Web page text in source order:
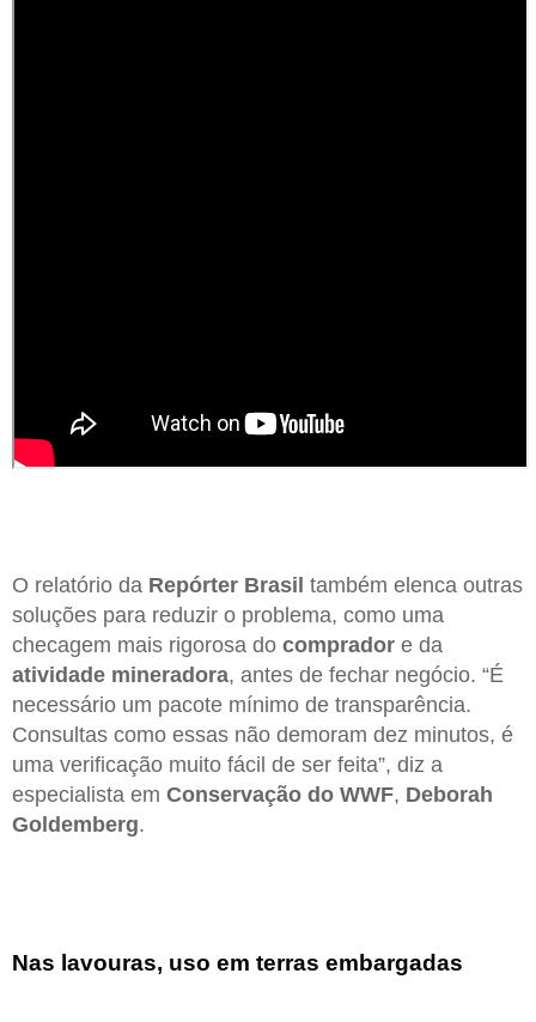
O relatório da Repórter Brasil também elenca outras
soluções para reduzir o problema, como uma
checagem mais rigorosa do comprador e da
atividade mineradora, antes de fechar negócio. “É
necessário um pacote mínimo de transparência.
Consultas como essas não demoram dez minutos, é
uma verificação muito fácil de ser feita”, diz a
especialista em Conservação do WWF, Deborah
Goldemberg.
Nas lavouras, uso em terras embargadas